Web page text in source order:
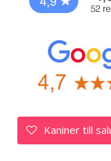
Kaniner till